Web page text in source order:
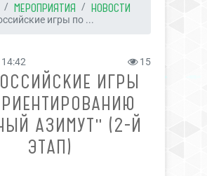
МЕРОПРИЯТИЯ НОВОСТИ
игры по ...
15
ИГРЫ
АЗИМУТ" (2-Й
ЭТАП)